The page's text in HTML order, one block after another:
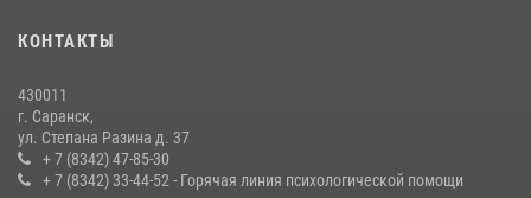
содействии сотрудников Росгвардии
Сотрудники Росгвардии обеспечили безопасность Всероссийского
конкурса профмастерства в Саранске
23 июля 2026, 11:54 4
КОНТАКТЫ
430011
г. Саранск,
ул. Степана Разина д. 37
+ 7 (8342) 47-85-30
+ 7 (8342) 33-44-52 - Горячая линия психологической помощи